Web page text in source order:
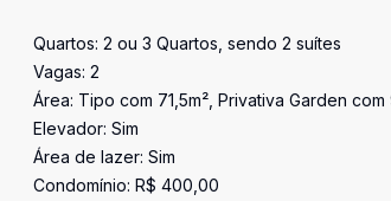
Quartos: 2 ou 3 Quartos, sendo 2 suítes
Vagas: 2
Área: Tipo com 71,5m², Privativa Garden
Elevador: Sim
Área de lazer: Sim
Condomínio: R$ 400,00